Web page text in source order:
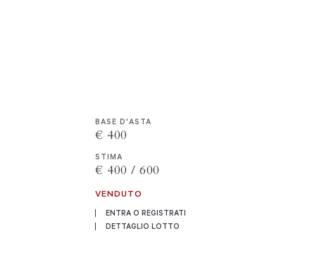
BASE D'ASTA
€ 400
STIMA
€ 400 / 600
VENDUTO
ENTRA O REGISTRATI
DETTAGLIO LOTTO